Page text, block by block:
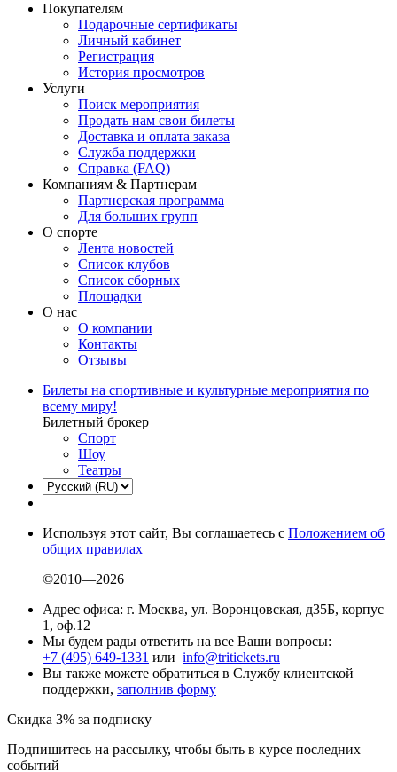
Покупателям
Подарочные сертификаты
Личный кабинет
Регистрация
История просмотров
Услуги
Поиск мероприятия
Продать нам свои билеты
Доставка и оплата заказа
Служба поддержки
Справка (FAQ)
Компаниям & Партнерам
Партнерская программа
Для больших групп
О спорте
Лента новостей
Список клубов
Список сборных
Площадки
О нас
О компании
Контакты
Отзывы
Билеты на спортивные и культурные мероприятия по
всему миру!
Билетный брокер
Спорт
Шоу
Театры
Используя этот сайт, Вы соглашаетесь с Положением об
общих правилах
©2010—2026
Адрес офиса: г. Москва, ул. Воронцовская, д35Б, корпус
1, оф.12
Мы будем рады ответить на все Ваши вопросы:
+7 (495) 649-1331 или info@tritickets.ru
Вы также можете обратиться в Службу клиентской
поддержки, заполнив форму
Скидка 3% за подписку
Подпишитесь на рассылку, чтобы быть в курсе последних
событий